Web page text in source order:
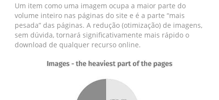
Um item como uma imagem ocupa a maior parte do
volume inteiro nas páginas do site e é a parte “mais
pesada” das páginas. A redução (otimização) de imagens,
sem dúvida, tornará significativamente mais rápido o
download de qualquer recurso online.